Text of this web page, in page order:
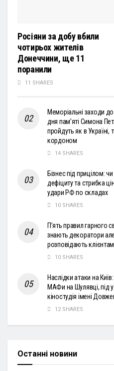
Росіяни за добу вбили
чотирьох жителів
Донеччини, ще 11
поранили
11 SHARES
Меморіальні заходи
дня пам’яті Симона
пройдуть як в Україні,
кордоном
14 SHARES
Бізнес під прицілом:
дефіциту та стрибка
удари РФ по складах
10 SHARES
П’ять правил гарного
знають декоратори
розповідають клієнтам
10 SHARES
Наслідки атаки на
МАФи на Шулявці, під
кіностудія імені
12 SHARES
Останні новини